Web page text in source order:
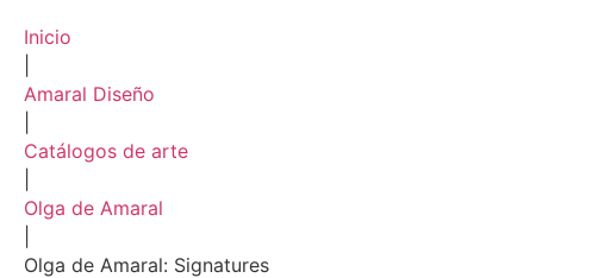
Inicio
Amaral Diseño
Catálogos de arte
Olga de Amaral
Olga de Amaral: Signatures